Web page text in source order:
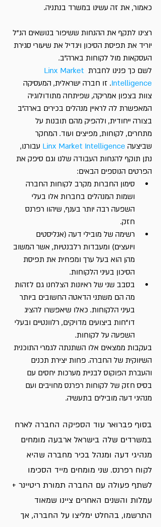
כאמור, את זה עשינו במשרד בנתניה.
רצינו לתקף את ההנחות ששיפור בנושאים הנ"ל
יוריד את תפיסת הסיכון ויגדיל את שיעורי סגירת
העסקאות מול לקוחות בארה"ב.
לשם כך פנינו לחברת Linx Market
Intelligence. זו חברה ישראלית, המעסיקה
צוות בצפון אמריקה, שפיתחה מתודולוגיה
המאפשרת לה לראיין מנהלים בכירים בארה"ב
בצורה ייחודית, ולהפיק מהם תובנות על
מתחרים, לקוחות, מפיצים ועוד. המחקר
שביצעה Linx Market Intelligence עבורנו,
נתן תוקף להנחות העבודה שלנו וגם סיפק את
הפרטים הנוספים הבאים:
סימון החברות מקרב לקוחות החברה
ושמות המנהלים בחברות אלו בעלי
השפעה רבה יותר בענף, שיהוו רפרנס
חזק.
רשימה של מובילי דעה (אנליסטים
ויועצים) ומעבדות רלבנטיות, אשר המשוב
מהן הוא בעל ערך ומפחית את תפיסת
הסיכון בעיני הלקוחות.
בסבב שני של ראיונות הצלחנו גם לזהות
מה הם משתני הדאטה החשובים ביותר
בעיני הלקוחות. כאלו שיאפשרו להציג
דו"חות ביצועים מדויקים, רלוונטיים ובעלי
השפעה על לקוחות.
בעקבות ממצאים אלו השתנתה לגמרי התוכנית
השיווקית של החברה. פחות יצירת תכנים
והעברת הפוקוס לבניית מערכות יחסים עם
בסיס חזק של לקוחות רפרנס מחויבים ועם
מנהיגי דעה מובילים בתעשיה.
בסוף פברואר עוד הספיקה החברה לארח
במשרדים שלה בישראל ארבעה מומחים
מנהיגי דעה ומנהל בכיר מחברה שהיא
לקוח רפרנס. שני מומחים מייד הסכימו
לשתף פעולה עם החברה תמורת ריטיינר +
עמלות והשנים האחרים ציינו שמאוד
התרשמו, בהחלט ימליצו על החברה, אך